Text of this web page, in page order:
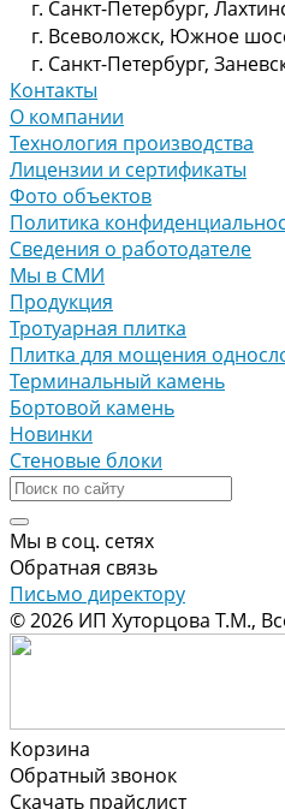
г. Санкт-Петербург,
г. Всеволожск, Южное
г. Санкт-Петербург,
Контакты
О компании
Технология производства
Лицензии и сертификаты
Фото объектов
Политика
Сведения о работодателе
Мы в СМИ
Продукция
Тротуарная плитка
Плитка для мощения
Терминальный камень
Бортовой камень
Новинки
Стеновые блоки
Мы в соц. сетях
Обратная связь
Письмо директору
© 2026 ИП Хуторцова Т.М.,
Корзина
Обратный звонок
Скачать прайслист